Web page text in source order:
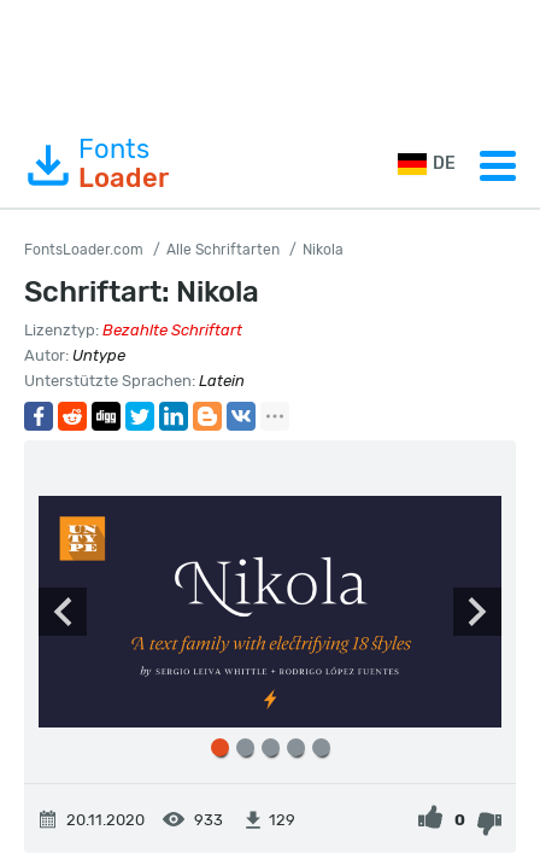
Fonts
Loader
DE
FontsLoader.com Alle Schriftarten Nikola
Schriftart: Nikola
Lizenztyp: Bezahlte Schriftart
Autor: Untype
Unterstützte Sprachen: Latein
20.11.2020 933 129 0